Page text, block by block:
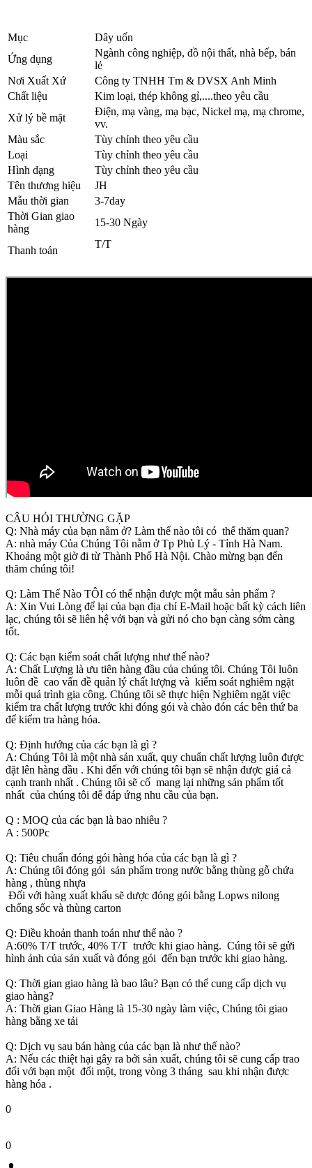
Mục
Dây uốn
Ứng dụng
Ngành công nghiệp, đồ nội thất, nhà bếp, bán
lẻ
Nơi Xuất Xứ
Công ty TNHH Tm & DVSX Anh Minh
Chất liệu
Kim loại, thép không gỉ,....theo yêu cầu
Xử lý bề mặt
Điện, mạ vàng, mạ bạc, Nickel mạ, mạ chrome,
vv.
Màu sắc
Tùy chỉnh theo yêu cầu
Loại
Tùy chỉnh theo yêu cầu
Hình dạng
Tùy chỉnh theo yêu cầu
Tên thương hiệu
JH
Mẫu thời gian
3-7day
Thời Gian giao
hàng
15-30 Ngày
Thanh toán
T/T
CÂU HỎI THƯỜNG GẶP
Q: Nhà máy của bạn nằm ở? Làm thế nào tôi có thể thăm quan?
A: nhà máy Của Chúng Tôi nằm ở Tp Phủ Lý - Tỉnh Hà Nam.
Khoảng một giờ đi từ Thành Phố Hà Nội. Chào mừng bạn đến
thăm chúng tôi!
Q: Làm Thế Nào TÔI có thể nhận được một mẫu sản phẩm ?
A: Xin Vui Lòng để lại của bạn địa chỉ E-Mail hoặc bất kỳ cách liên
lạc, chúng tôi sẽ liên hệ với bạn và gửi nó cho bạn càng sớm càng
tốt.
Q: Các bạn kiểm soát chất lượng như thế nào?
A: Chất Lượng là ưu tiên hàng đầu của chúng tôi. Chúng Tôi luôn
luôn đề cao vấn đề quản lý chất lượng và kiểm soát nghiêm ngặt
mỗi quá trình gia công. Chúng tôi sẽ thực hiện Nghiêm ngặt việc
kiểm tra chất lượng trước khi đóng gói và chào đón các bên thứ ba
để kiểm tra hàng hóa.
Q: Định hướng của các bạn là gì ?
A: Chúng Tôi là một nhà sản xuất, quy chuẩn chất lượng luôn được
đặt lên hàng đầu . Khi đến với chúng tôi bạn sẽ nhận được giá cả
cạnh tranh nhất . Chúng tôi sẽ cố mang lại những sản phẩm tốt
nhất của chúng tôi để đáp ứng nhu cầu của bạn.
Q : MOQ của các bạn là bao nhiêu ?
A : 500Pc
Q: Tiêu chuẩn đóng gói hàng hóa của các bạn là gì ?
A: Chúng tôi đóng gói sản phẩm trong nước bằng thùng gỗ chứa
hàng , thùng nhựa
Đối với hàng xuất khẩu sẽ dược đóng gói bằng Lopws nilong
chống sốc và thùng carton
Q: Điều khoản thanh toán như thế nào ?
A:60% T/T trước, 40% T/T trước khi giao hàng. Cúng tôi sẽ gửi
hình ảnh của sản xuất và đóng gói đến bạn trước khi giao hàng.
Q: Thời gian giao hàng là bao lâu? Bạn có thể cung cấp dịch vụ
giao hàng?
A: Thời gian Giao Hàng là 15-30 ngày làm việc, Chúng tôi giao
hàng bằng xe tải
Q: Dịch vụ sau bán hàng của các bạn là như thế nào?
A: Nếu các thiệt hại gây ra bởi sản xuất, chúng tôi sẽ cung cấp trao
đổi với bạn một đổi một, trong vòng 3 tháng sau khi nhận được
hàng hóa .
0
0